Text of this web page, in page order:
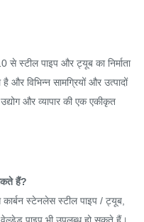
स्टील पाइप और ट्यूब का निर्माता
और विभिन्न सामग्रियों और उत्पादों
और व्यापार की एक एकीकृत
हैं?
कार्बन स्टेनलेस स्टील पाइप / ट्यूब,